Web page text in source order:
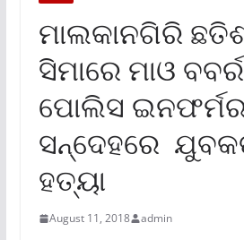
ମାଲକାନଗିରି
ସିମାରେ ମାଓ
ପୋଲିସ
ସନ୍ଦେହରେ
ହତ୍ୟା
August 11, 2018 admin